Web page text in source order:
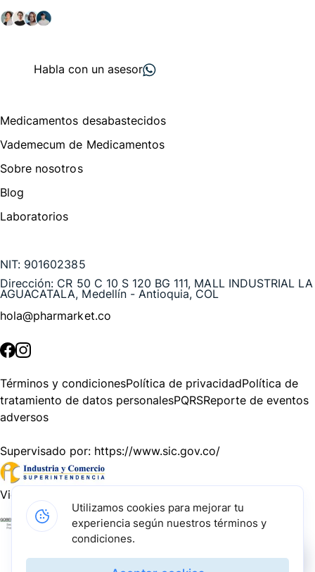
Habla con un asesor
Medicamentos desabastecidos
Vademecum de Medicamentos
Sobre nosotros
Blog
Laboratorios
NIT: 901602385
Dirección: CR 50 C 10 S 120 BG 111, MALL INDUSTRIAL LA
AGUACATALA, Medellín - Antioquia, COL
hola@pharmarket.co
Términos y condicionesPolítica de privacidadPolítica de
tratamiento de datos personalesPQRSReporte de eventos
adversos
Supervisado por: https://www.sic.gov.co/
Vigilado por:
Gracias a nuestros impulsadores, podemos presentarte la
solución tecnológica más avanzada para resolver los
Utilizamos cookies para mejorar tu
experiencia según nuestros términos y
condiciones.